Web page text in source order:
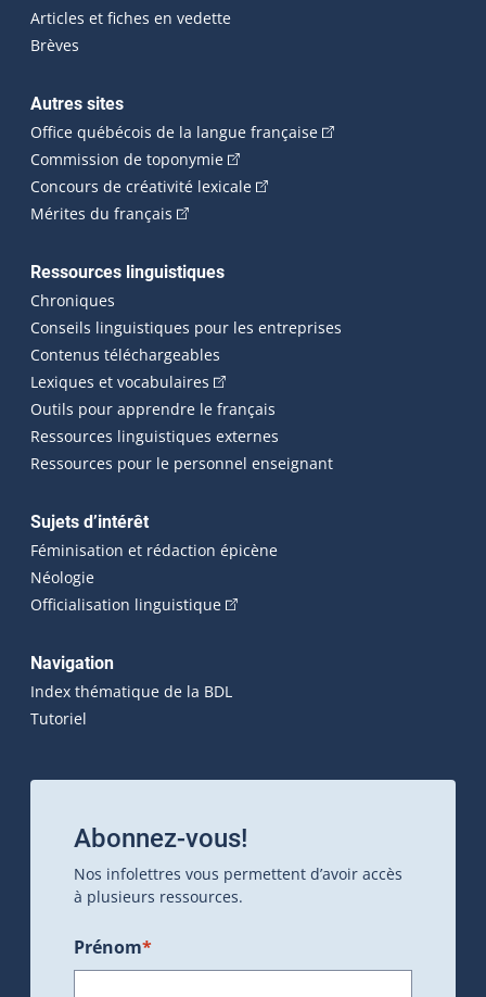
Articles et fiches en vedette
Brèves
Autres sites
Office québécois de la langue française(Cet hyperlien
Commission de toponymie(Cet hyperlien externe s'ouvrira
Concours de créativité lexicale(Cet hyperlien externe
Mérites du français (Cet hyperlien externe s'ouvrira dans une
Ressources linguistiques
Chroniques
Conseils linguistiques pour les entreprises
Contenus téléchargeables
Lexiques et vocabulaires (Cet hyperlien externe s'ouvrira
Outils pour apprendre le français
Ressources linguistiques externes
Ressources pour le personnel enseignant
Sujets d’intérêt
Féminisation et rédaction épicène
Néologie
Officialisation linguistique(Cet hyperlien externe s'ouvrira
Navigation
Index thématique de la BDL
Tutoriel
Abonnez-vous!
Nos infolettres vous permettent d’avoir accès
à plusieurs ressources.
Prénom*